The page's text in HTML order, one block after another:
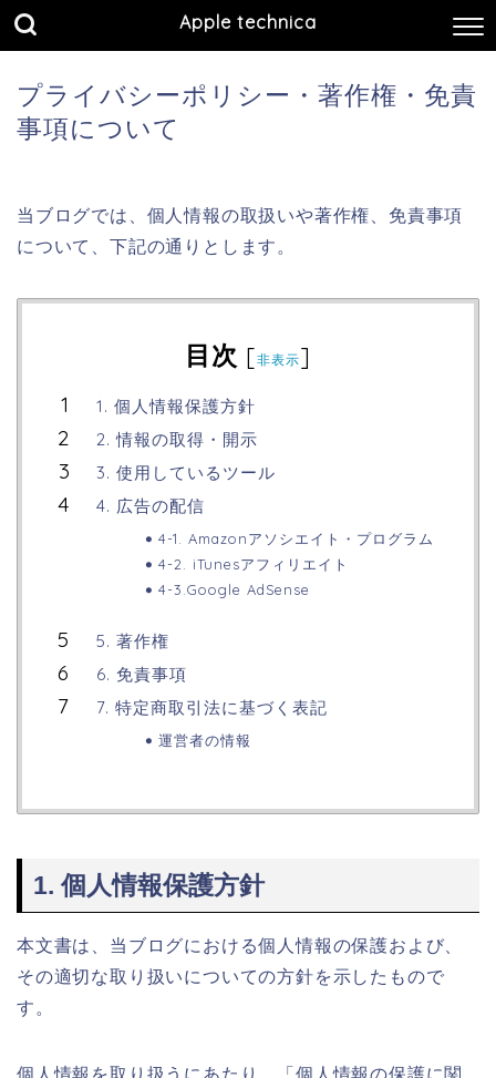
Apple technica
プライバシーポリシー・著作権・免責
事項について
当ブログでは、個人情報の取扱いや著作権、免責事項
について、下記の通りとします。
目次 [非表示]
1. 個人情報保護方針
2. 情報の取得・開示
3. 使用しているツール
4. 広告の配信
4-1. Amazonアソシエイト・プログラム
4-2. iTunesアフィリエイト
4-3.Google AdSense
5. 著作権
6. 免責事項
7. 特定商取引法に基づく表記
運営者の情報
1. 個人情報保護方針
本文書は、当ブログにおける個人情報の保護および、
その適切な取り扱いについての方針を示したもので
す。
個人情報を取り扱うにあたり、「個人情報の保護に関